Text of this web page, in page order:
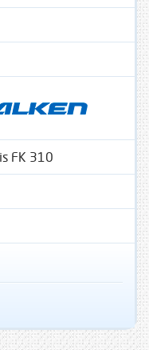
FK 310